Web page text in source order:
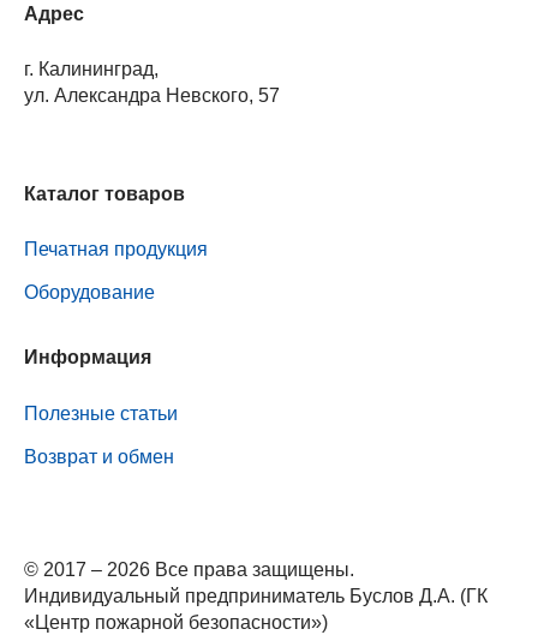
Адрес
г. Калининград,
ул. Александра Невского, 57
Каталог товаров
Печатная продукция
Оборудование
Информация
Полезные статьи
Возврат и обмен
© 2017 – 2026 Все права защищены.
Индивидуальный предприниматель Буслов Д.А. (ГК
«Центр пожарной безопасности»)